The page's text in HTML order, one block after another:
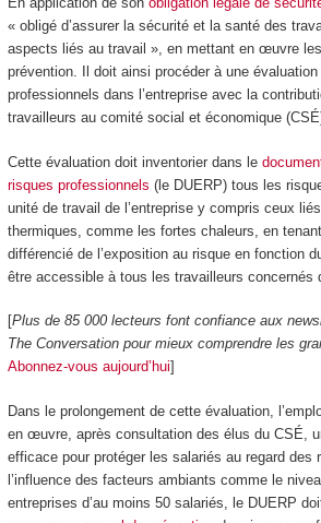
« obligé d’assurer la sécurité et la santé des
aspects liés au travail », en mettant en œuvre
prévention. Il doit ainsi procéder à une
professionnels dans l’entreprise avec la
travailleurs au comité social et économique
Cette évaluation doit inventorier dans le
risques professionnels (le DUERP) tous les
unité de travail de l’entreprise y compris ceux
thermiques, comme les fortes chaleurs, en
différencié de l’exposition au risque en fonction
être accessible à tous les travailleurs concernés
[Plus de 85 000 lecteurs font confiance aux
The Conversation pour mieux comprendre les
Abonnez-vous aujourd’hui]
Dans le prolongement de cette évaluation,
en œuvre, après consultation des élus du CSÉ,
efficace pour protéger les salariés au regard des
l’influence des facteurs ambiants comme le
entreprises d’au moins 50 salariés, le DUERP